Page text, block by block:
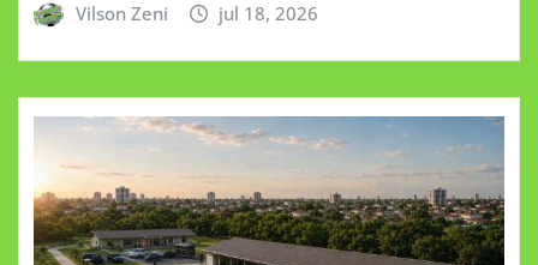
Vilson Zeni jul 18, 2026